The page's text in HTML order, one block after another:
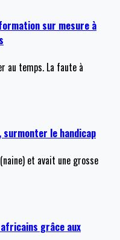
sur mesure à
au temps. La faute à
surmonter le handicap
et avait une grosse
grâce aux